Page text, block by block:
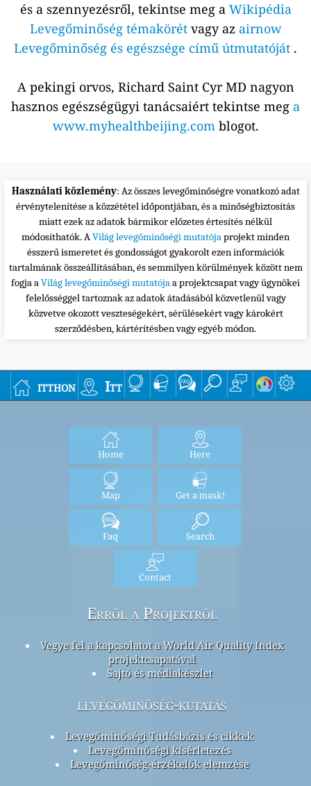
és a szennyezésről, tekintse meg a Wikipédia
Levegőminőség témakörétvagy az airnow
Levegőminőség és egészsége című útmutatóját .
A pekingi orvos, Richard Saint Cyr MD nagyon
hasznos egészségügyi tanácsaiért tekintse meg a
www.myhealthbeijing.comblogot.
Használati közlemény: Az összes levegőminőségre vonatkozó adat
érvénytelenítése a közzététel időpontjában, és a minőségbiztosítás
miatt ezek az adatok bármikor előzetes értesítés nélkül
módosíthatók. AVilág levegőminőségi mutatójaprojekt minden
ésszerű ismeretet és gondosságot gyakorolt ezen információk
tartalmának összeállításában, és semmilyen körülmények között nem
fogja aVilág levegőminőségi mutatójaa projektcsapat vagy ügynökei
felelősséggel tartoznak az adatok átadásából közvetlenül vagy
közvetve okozott veszteségekért, sérülésekért vagy károkért
szerződésben, kártérítésben vagy egyéb módon.
itthon Itt
Home Here
Map Get a mask!
Faq Search
Contact
Erről a Projektről
Vegye fel a kapcsolatot a World Air Quality Index
projektcsapatával
Sajtó és médiakészlet
levegőminőség-kutatás
Levegőminőségi Tudásbázis és cikkek
Levegőminőségi kísérletezés
Levegőminőség-érzékelők elemzése